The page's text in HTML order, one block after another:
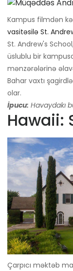
Kampus filmdən
vasitəsilə St.
St. Andrew's
üslublu bir
mənzərələrinə
Bahar vaxtı
olar.
İpucu: Havaydakı
Hawaii:
Çarpıcı məktəb